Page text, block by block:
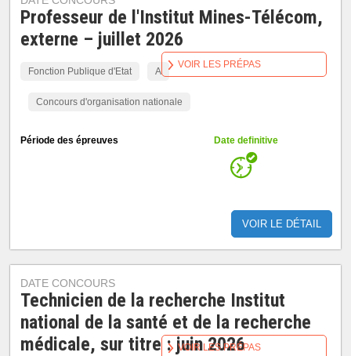
Professeur de l'Institut Mines-Télécom,
externe – juillet 2026
Fonction Publique d'Etat A
Concours d'organisation nationale
Période des épreuves Date definitive
VOIR LE DÉTAIL
VOIR LES PRÉPAS
DATE CONCOURS
Technicien de la recherche Institut
national de la santé et de la recherche
médicale, sur titre : juin 2026
VOIR LES PRÉPAS